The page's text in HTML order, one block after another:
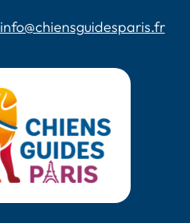
info@chiensguidesparis.fr